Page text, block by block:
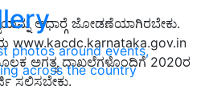
photos around events,
across the country
ಆಧಾರ್‍ಗೆ ಜೋಡಣೆಯಾಗಿರಬೇಕು.
ಅಗತ್ಯ ದಾಖಲೆಗಳೊಂದಿಗೆ 2020ರ
ಸಲಿಸಬೇಕು.